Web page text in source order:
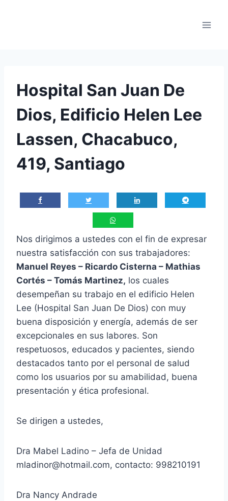
Hospital San Juan De
Dios, Edificio Helen Lee
Lassen, Chacabuco,
419, Santiago
Nos dirigimos a ustedes con el fin de expresar
nuestra satisfacción con sus trabajadores:
Manuel Reyes – Ricardo Cisterna – Mathias
Cortés – Tomás Martinez, los cuales
desempeñan su trabajo en el edificio Helen
Lee (Hospital San Juan De Dios) con muy
buena disposición y energía, además de ser
excepcionales en sus labores. Son
respetuosos, educados y pacientes, siendo
destacados tanto por el personal de salud
como los usuarios por su amabilidad, buena
presentación y ética profesional.
Se dirigen a ustedes,
Dra Mabel Ladino – Jefa de Unidad
mladinor@hotmail.com, contacto: 998210191
Dra Nancy Andrade